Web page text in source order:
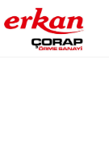
to
content